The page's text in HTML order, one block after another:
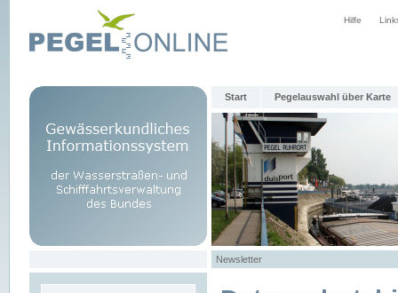
Hilfe
Start Pegelauswahl über Karte
Newsletter